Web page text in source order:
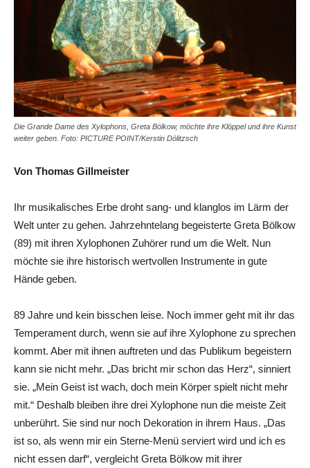
Die Grande Dame des Xylophons, Greta Bölkow, möchte ihre Klöppel und ihre Kunst
weiter geben. Foto: PICTURE POINT/Kerstin Dölitzsch
Von Thomas Gillmeister
Ihr musikalisches Erbe droht sang- und klanglos im Lärm der
Welt unter zu gehen. Jahrzehntelang begeisterte Greta Bölkow
(89) mit ihren Xylophonen Zuhörer rund um die Welt. Nun
möchte sie ihre historisch wertvollen Instrumente in gute
Hände geben.
89 Jahre und kein bisschen leise. Noch immer geht mit ihr das
Temperament durch, wenn sie auf ihre Xylophone zu sprechen
kommt. Aber mit ihnen auftreten und das Publikum begeistern
kann sie nicht mehr. „Das bricht mir schon das Herz“, sinniert
sie. „Mein Geist ist wach, doch mein Körper spielt nicht mehr
mit.“ Deshalb bleiben ihre drei Xylophone nun die meiste Zeit
unberührt. Sie sind nur noch Dekoration in ihrem Haus. „Das
ist so, als wenn mir ein Sterne-Menü serviert wird und ich es
nicht essen darf“, vergleicht Greta Bölkow mit ihrer